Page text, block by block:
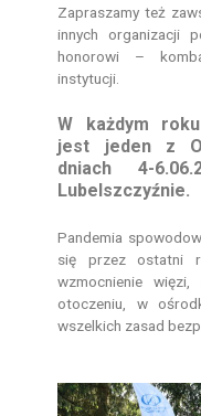
Zapraszamy też
innych organizacji
honorowi –
instytucji.
W każdym
jest jeden z
dniach 4-
Lubelszczyźnie.
Pandemia
się przez ostatni
wzmocnienie
otoczeniu, w
wszelkich zasad